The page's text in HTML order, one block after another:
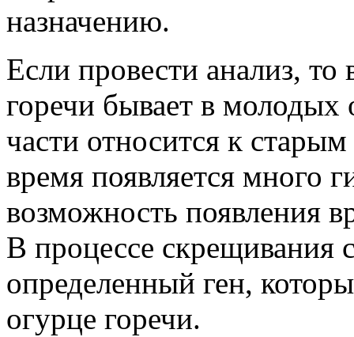
назначению.
Если провести анализ,
горечи бывает в
части относится к
время появляется много
возможность появления
В процессе скрещивания
определенный ген,
огурце горечи.